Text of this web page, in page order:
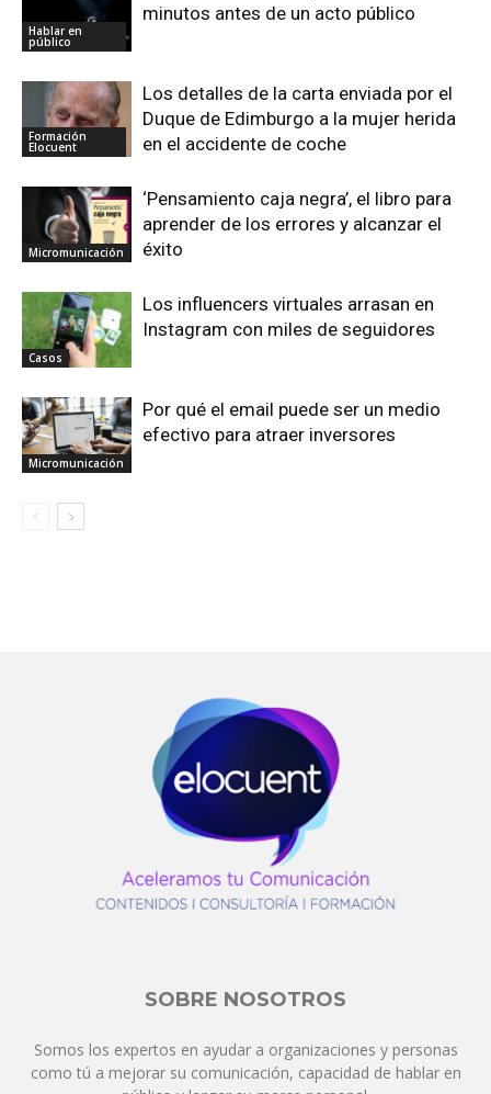
Hablar en
público
minutos antes de un acto público
Formación
Elocuent
Los detalles de la carta enviada por el
Duque de Edimburgo a la mujer herida
en el accidente de coche
Micromunicación
‘Pensamiento caja negra’, el libro para
aprender de los errores y alcanzar el
éxito
Casos
Los influencers virtuales arrasan en
Instagram con miles de seguidores
Micromunicación
Por qué el email puede ser un medio
efectivo para atraer inversores
SOBRE NOSOTROS
Somos los expertos en ayudar a organizaciones y personas
como tú a mejorar su comunicación, capacidad de hablar en